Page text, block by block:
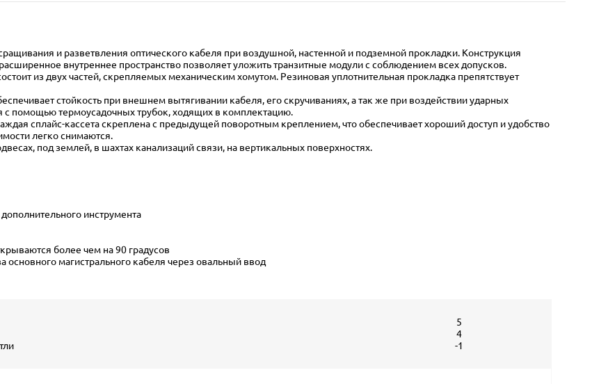
и разветвления оптического кабеля при воздушной, настенной и подземной прокладки. Конструкция
внутреннее пространство позволяет уложить транзитные модули с соблюдением всех допусков.
из двух частей, скрепляемых механическим хомутом. Резиновая уплотнительная прокладка препятствует
стойкость при внешнем вытягивании кабеля, его скручиваниях, а так же при воздействии ударных
с помощью термоусадочных трубок, ходящих в комплектацию.
сплайс-кассета скреплена с предыдущей поворотным креплением, что обеспечивает хороший доступ и удобство
легко снимаются.
под землей, в шахтах канализаций связи, на вертикальных поверхностях.
инструмента
более чем на 90 градусов
магистрального кабеля через овальный ввод
5
4
-1